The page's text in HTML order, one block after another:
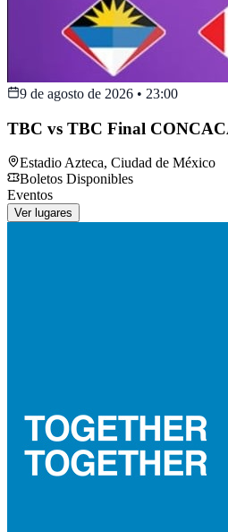
9 de agosto de 2026 • 23:00
TBC vs TBC Final
Estadio Azteca, Ciudad de México
Boletos Disponibles
Eventos
Ver lugares